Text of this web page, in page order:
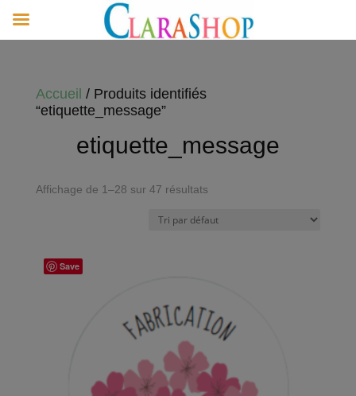
Accueil / Produits identifiés
“etiquette_message”
etiquette_message
Affichage de 1–28 sur 47 résultats
Save